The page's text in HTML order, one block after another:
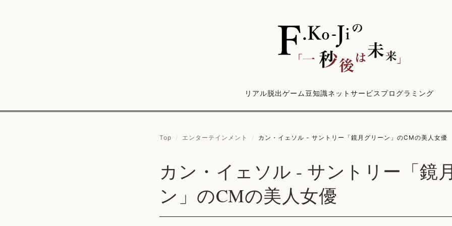
リアル脱出ゲーム豆知識ネットサービス プログラミング
Top / エンターテインメント / カン・イェソル - サントリー「鏡月グリーン」のCMの美人女優
カン・イェソル - サントリー「鏡
ン」のCMの美人女優